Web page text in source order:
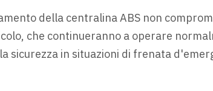
della centralina ABS non
che continueranno a operare
sicurezza in situazioni di frenata